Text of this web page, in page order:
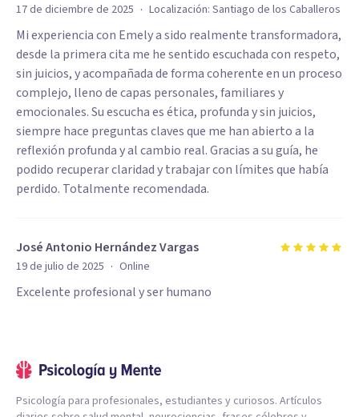
17 de diciembre de 2025 · Localización: Santiago de los Caballeros
Mi experiencia con Emely a sido realmente transformadora,
desde la primera cita me he sentido escuchada con respeto,
sin juicios, y acompañada de forma coherente en un proceso
complejo, lleno de capas personales, familiares y
emocionales. Su escucha es ética, profunda y sin juicios,
siempre hace preguntas claves que me han abierto a la
reflexión profunda y al cambio real. Gracias a su guía, he
podido recuperar claridad y trabajar con límites que había
perdido. Totalmente recomendada.
José Antonio Hernández Vargas
19 de julio de 2025 · Online
Excelente profesional y ser humano
Psicología para profesionales, estudiantes y curiosos. Artículos